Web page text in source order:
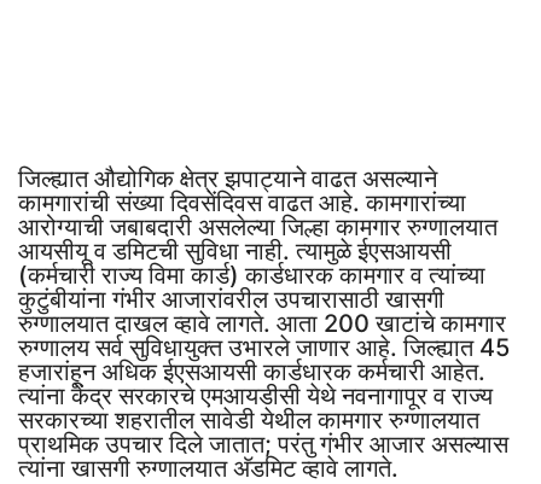
जिल्ह्यात औद्योगिक क्षेत्र झपाट्याने वाढत असल्याने
कामगारांची संख्या दिवसेंदिवस वाढत आहे. कामगारांच्या
आरोग्याची जबाबदारी असलेल्या जिल्हा कामगार रुग्णालयात
आयसीयू व डमिटची सुविधा नाही. त्यामुळे ईएसआयसी
(कर्मचारी राज्य विमा कार्ड) कार्डधारक कामगार व त्यांच्या
कुटुंबीयांना गंभीर आजारांवरील उपचारासाठी खासगी
रुग्णालयात दाखल व्हावे लागते. आता 200 खाटांचे कामगार
रुग्णालय सर्व सुविधायुक्त उभारले जाणार आहे. जिल्ह्यात 45
हजारांहून अधिक ईएसआयसी कार्डधारक कर्मचारी आहेत.
त्यांना केंद्र सरकारचे एमआयडीसी येथे नवनागापूर व राज्य
सरकारच्या शहरातील सावेडी येथील कामगार रुग्णालयात
प्राथमिक उपचार दिले जातात; परंतु गंभीर आजार असल्यास
त्यांना खासगी रुग्णालयात अ‍ॅडमिट व्हावे लागते.